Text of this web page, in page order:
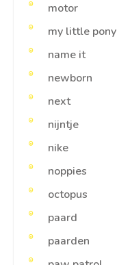
motor
my little pony
name it
newborn
next
nijntje
nike
noppies
octopus
paard
paarden